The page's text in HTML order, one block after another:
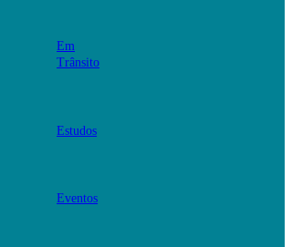
Em
Trânsito
Estudos
Eventos